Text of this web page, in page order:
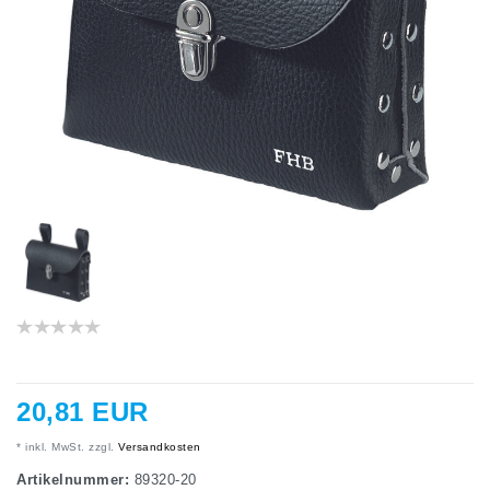
20,81 EUR
* inkl. MwSt. zzgl. Versandkosten
Artikelnummer: 89320-20